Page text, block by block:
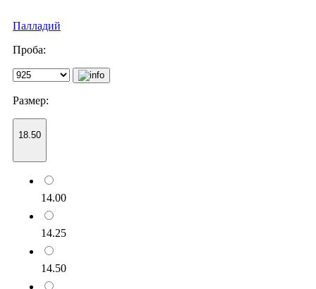
Палладий
Проба:
Размер:
18.50
14.00
14.25
14.50